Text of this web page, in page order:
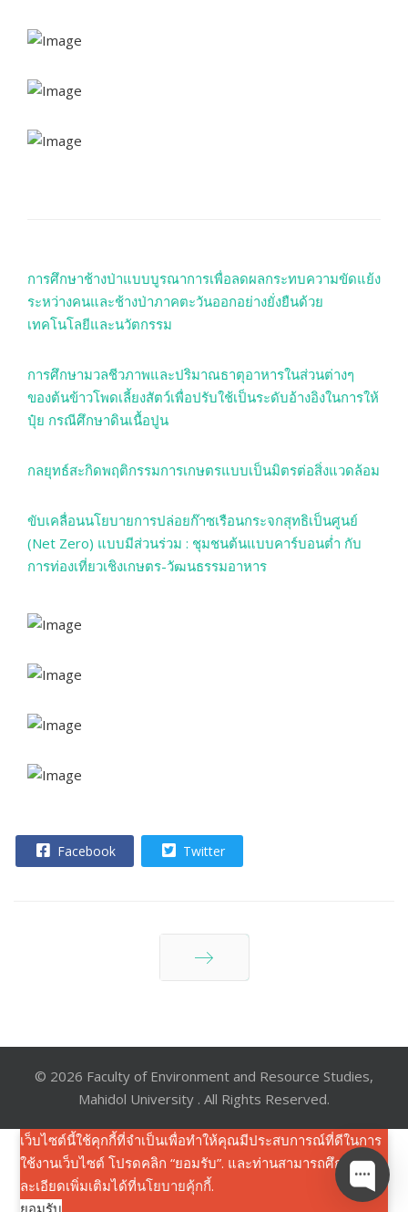
การศึกษาช้างป่าแบบบูรณาการเพื่อลดผลกระทบความขัดแย้ง
ระหว่างคนและช้างป่าภาคตะวันออกอย่างยั่งยืนด้วย
เทคโนโลยีและนวัตกรรม
การศึกษามวลชีวภาพและปริมาณธาตุอาหารในส่วนต่างๆ
ของต้นข้าวโพดเลี้ยงสัตว์เพื่อปรับใช้เป็นระดับอ้างอิงในการให้
ปุ๋ย กรณีศึกษาดินเนื้อปูน
กลยุทธ์สะกิดพฤติกรรมการเกษตรแบบเป็นมิตรต่อสิ่งแวดล้อม
ขับเคลื่อนนโยบายการปล่อยก๊าซเรือนกระจกสุทธิเป็นศูนย์
(Net Zero) แบบมีส่วนร่วม : ชุมชนต้นแบบคาร์บอนต่ำ กับ
การท่องเที่ยวเชิงเกษตร-วัฒนธรรมอาหาร
Facebook Twitter
© 2026 Faculty of Environment and Resource Studies,
Mahidol University . All Rights Reserved.
เว็บไซต์นี้ใช้คุกกี้ที่จำเป็นเพื่อทำให้คุณมีประสบการณ์ที่ดีในการ
ใช้งานเว็บไซต์ โปรดคลิก “ยอมรับ”. และท่านสามารถศึกษาราย
ละเอียดเพิ่มเติมได้ที่นโยบายคุ้กกี้.
ยอมรับ